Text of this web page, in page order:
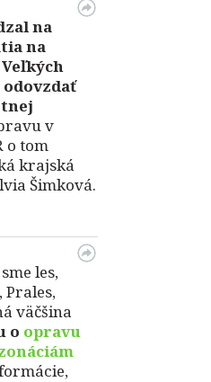
na
na
v
o tom
krajská
Šimková.
les,
Prales,
väčšina
o opravu